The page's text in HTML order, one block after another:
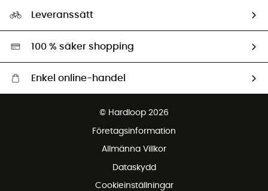
Ambassadörer
Miljöanpassat urval
Leveranssätt
100 % säker shopping
Enkel online-handel
© Hardloop 2026
Företagsinformation
Allmänna Villkor
Dataskydd
Cookieinställningar